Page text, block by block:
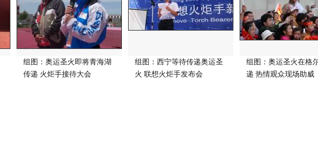
组图：奥运圣火即将青海湖
传递 火炬手接待大会
组图：西宁等待传递奥运圣
火 联想火炬手发布会
组图：奥运圣火在格
递 热情观众现场助威